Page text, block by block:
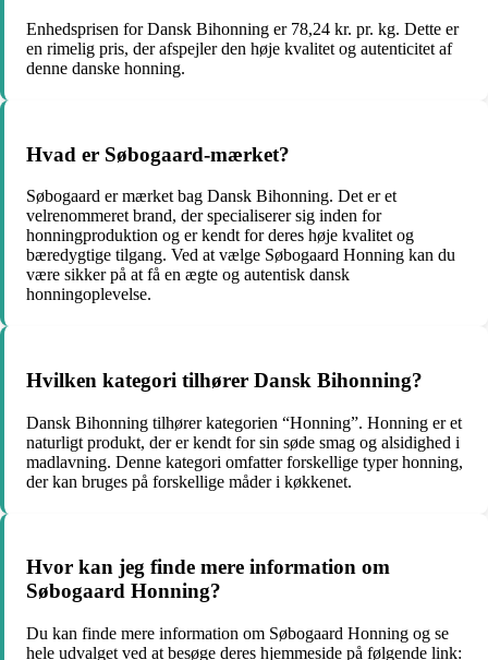
Enhedsprisen for Dansk Bihonning er 78,24 kr. pr. kg. Dette er
en rimelig pris, der afspejler den høje kvalitet og autenticitet af
denne danske honning.
Hvad er Søbogaard-mærket?
Søbogaard er mærket bag Dansk Bihonning. Det er et
velrenommeret brand, der specialiserer sig inden for
honningproduktion og er kendt for deres høje kvalitet og
bæredygtige tilgang. Ved at vælge Søbogaard Honning kan du
være sikker på at få en ægte og autentisk dansk
honningoplevelse.
Hvilken kategori tilhører Dansk Bihonning?
Dansk Bihonning tilhører kategorien “Honning”. Honning er et
naturligt produkt, der er kendt for sin søde smag og alsidighed i
madlavning. Denne kategori omfatter forskellige typer honning,
der kan bruges på forskellige måder i køkkenet.
Hvor kan jeg finde mere information om
Søbogaard Honning?
Du kan finde mere information om Søbogaard Honning og se
hele udvalget ved at besøge deres hjemmeside på følgende link: